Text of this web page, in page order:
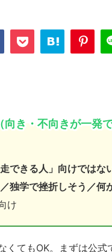
向き・不向きが一発
走できる人」向けではな
独学で挫折しそう／何
け
くてもOK。まずは公式